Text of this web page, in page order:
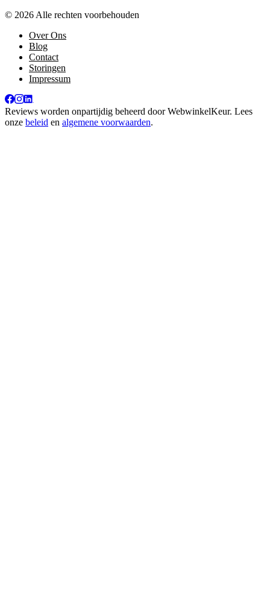
© 2026 Alle rechten voorbehouden
Over Ons
Blog
Contact
Storingen
Impressum
Reviews worden onpartijdig beheerd doorWebwinkelKeur. Lees
onze beleid en algemene voorwaarden.